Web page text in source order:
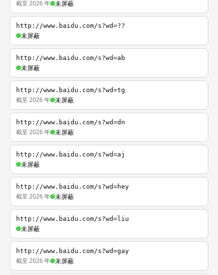
截至 2026 年 未屏蔽
http://www.baidu.com/s?wd=??
未屏蔽
http://www.baidu.com/s?wd=ab
未屏蔽
http://www.baidu.com/s?wd=tg
截至 2026 年 未屏蔽
http://www.baidu.com/s?wd=dn
截至 2026 年 未屏蔽
http://www.baidu.com/s?wd=aj
未屏蔽
http://www.baidu.com/s?wd=hey
截至 2026 年 未屏蔽
http://www.baidu.com/s?wd=liu
未屏蔽
http://www.baidu.com/s?wd=gay
截至 2026 年 未屏蔽